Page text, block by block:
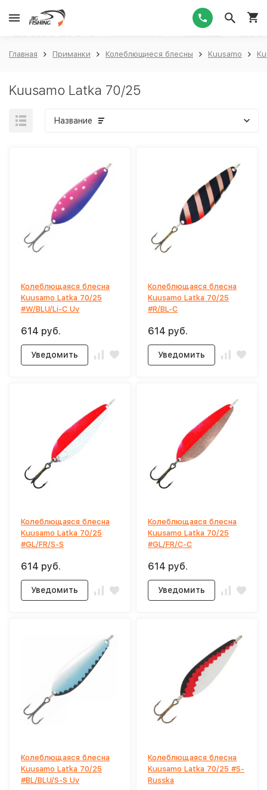
Главная Приманки Колеблющиеся блесны Kuusamo
Kuusamo Latka 70/25
Название
Колеблющаяся блесна
Kuusamo Latka 70/25
#W/BLU/Li-C Uv
614 руб.
Уведомить
Колеблющаяся блесна
Kuusamo Latka 70/25
#R/BL-C
614 руб.
Уведомить
Колеблющаяся блесна
Kuusamo Latka 70/25
#GL/FR/S-S
614 руб.
Уведомить
Колеблющаяся блесна
Kuusamo Latka 70/25
#GL/FR/C-C
614 руб.
Уведомить
Колеблющаяся блесна
Kuusamo Latka 70/25
#BL/BLU/S-S Uv
Колеблющаяся блесна
Kuusamo Latka 70/25 #S-
Russka